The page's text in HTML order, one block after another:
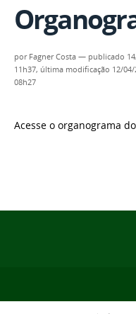
por Fagner Costa — publicado
11h37, última modificação 12/04/
08h27
Acesse o organograma do